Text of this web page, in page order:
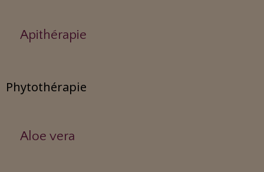
Apithérapie
Phytothérapie
Aloe vera